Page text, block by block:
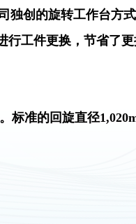
创的旋转工作台方
工件更换，节省了
准的回旋直径